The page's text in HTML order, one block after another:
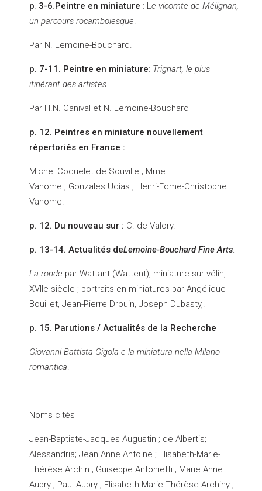
p. 3-6.Peintre en miniature : Le vicomte de Mélignan,
un parcours rocambolesque.
Par N. Lemoine-Bouchard.
p. 7-11. Peintre en miniature: Trignart, le plus
itinérant des artistes.
Par H.N. Canival et N. Lemoine-Bouchard
p. 12. Peintres en miniature nouvellement
répertoriés en France :
Michel Coquelet de Souville ; Mme
Vanome ; Gonzales Udias ; Henri-Edme-Christophe
Vanome.
p. 12. Du nouveau sur : C. de Valory.
p. 13-14. Actualités deLemoine-Bouchard Fine Arts:
La ronde par Wattant (Wattent), miniature sur vélin,
XVIIe siècle ; portraits en miniatures par Angélique
Bouillet, Jean-Pierre Drouin, Joseph Dubasty,.
p. 15. Parutions / Actualités de la Recherche
Giovanni Battista Gigola e la miniatura nella Milano
romantica.
Noms cités
Jean-Baptiste-Jacques Augustin ; de Albertis;
Alessandria; Jean Anne Antoine ; Elisabeth-Marie-
Thérèse Archin ; Guiseppe Antonietti ; Marie Anne
Aubry ; Paul Aubry ; Elisabeth-Marie-Thérèse Archiny ;